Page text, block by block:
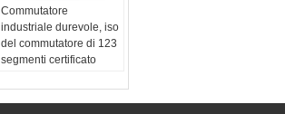
Commutatore
industriale durevole, iso
del commutatore di 123
segmenti certificato
CC